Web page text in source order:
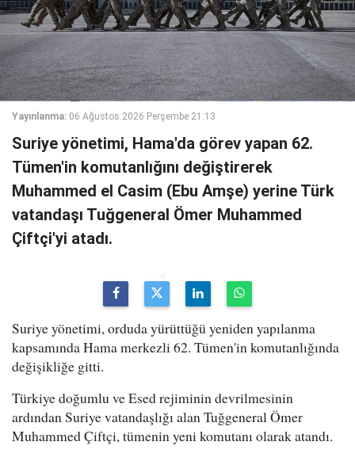
Yayınlanma: 06 Ağustos 2026 Perşembe 21:13
Suriye yönetimi, Hama'da görev yapan 62.
Tümen'in komutanlığını değiştirerek
Muhammed el Casim (Ebu Amşe) yerine Türk
vatandaşı Tuğgeneral Ömer Muhammed
Çiftçi'yi atadı.
Suriye yönetimi, orduda yürüttüğü yeniden yapılanma
kapsamında Hama merkezli 62. Tümen'in komutanlığında
değişikliğe gitti.
Türkiye doğumlu ve Esed rejiminin devrilmesinin
ardından Suriye vatandaşlığı alan Tuğgeneral Ömer
Muhammed Çiftçi, tümenin yeni komutanı olarak atandı.